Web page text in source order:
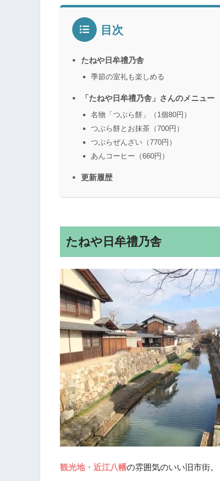
目次
たねや日牟禮乃舎
季節の室礼も楽しめる
「たねや日牟禮乃舎」さんのメニュー
名物「つぶら餅」（1個80円）
つぶら餅とお抹茶（700円）
つぶらぜんざい（770円）
あんコーヒー（660円）
更新履歴
たねや日牟禮乃舎
観光地・近江八幡の雰囲気のいい旧市街。